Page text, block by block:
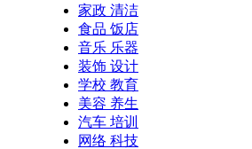
家政 清洁
食品 饭店
音乐 乐器
装饰 设计
学校 教育
美容 养生
汽车 培训
网络 科技